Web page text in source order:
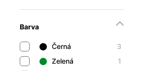
Barva
Černá
3
Zelená
1